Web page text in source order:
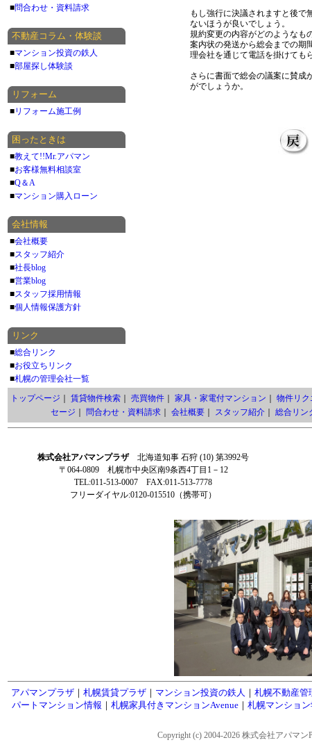
もし強行に決議されますと後で
ないほうが良いでしょう。
規約変更の内容がどのようなも
案内状の発送から総会までの期
理会社を通じて電話を掛けても
さらに書面で総会の議案に賛成
がでしょうか。
■問合わせ・資料請求
不動産コラム・体験談
■マンション投資の鉄人
■部屋探し体験談
リフォーム
■リフォーム施工例
困ったときは
■教えて!!Mr.アパマン
■お客様無料相談室
■Q＆A
■マンション購入ローン
会社情報
■会社概要
■スタッフ紹介
■社長blog
■営業blog
■スタッフ採用情報
■個人情報保護方針
リンク
■総合リンク
■お役立ちリンク
■札幌の管理会社一覧
トップページ
賃貸物件検索｜ 売買物件｜ 家具・家電付マンション 物件リク
セージ
問合わせ・資料請求｜ 会社概要｜ スタッフ紹介｜ 総合リン
株式会社アパマンプラザ北海道知事 石狩 (10) 第3992号
〒064-0809 札幌市中央区南9条西4丁目1－12
TEL:011-513-0007 FAX:011-513-7778
フリーダイヤル:0120-015510（携帯可）
アパマンプラザ ｜ 札幌賃貸プラザ ｜ マンション投資の鉄人 ｜ 札幌不動産管
パートマンション情報 ｜ 札幌家具付きマンションAvenue｜ 札幌マンション
Copyright (c) 2004-2026 株式会社アパマン